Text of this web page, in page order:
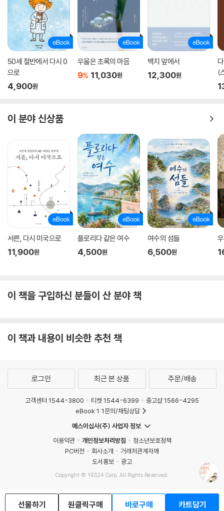
50세 절반에서 다시 0
으로
4,900원
우울은 초록의 마음
9% 11,030원
백지 앞에서
12,300원
(
이 분야 신상품
서른, 다시 미국으로
11,900원
플로리다 같은 여수
4,500원
여수의 섬들
6,500원
이 책을 구입하신 분들이 산 분야 책
이 책과 내용이 비슷한 추천 책
선물하기 원클릭구매 바로구매 카트담기
로그인 최근 본 상품 주문/배송
고객센터 1544-3800 티켓 1544-6399
중고샵 1566-4295
eBook 1:1문의/채팅상담
예스이십사(주) 사업자 정보
이용약관
개인정보처리방침
청소년보호정책
PC버전
회사소개
거래처관계자께
도서홍보
광고
Copyright © YES24 Corp. All Rights Reserved.